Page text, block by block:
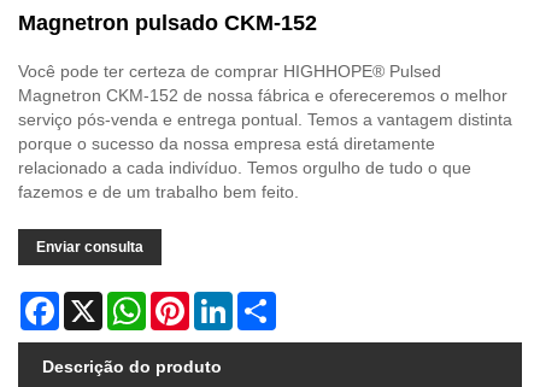
Magnetron pulsado CKM-152
Você pode ter certeza de comprar HIGHHOPE® Pulsed
Magnetron CKM-152 de nossa fábrica e ofereceremos o melhor
serviço pós-venda e entrega pontual. Temos a vantagem distinta
porque o sucesso da nossa empresa está diretamente
relacionado a cada indivíduo. Temos orgulho de tudo o que
fazemos e de um trabalho bem feito.
Enviar consulta
Facebook
X WhatsAppPinterestLinkedIn
Descrição do produto